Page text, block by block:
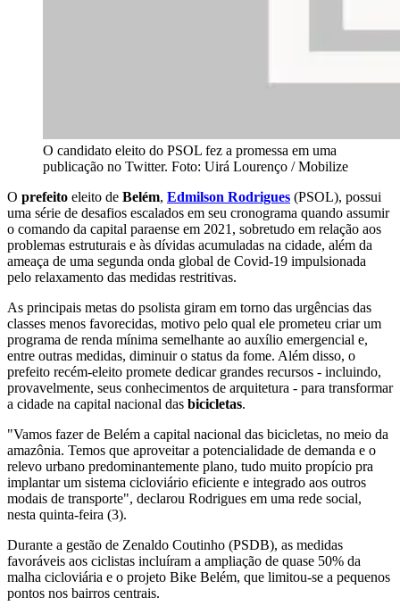
O candidato eleito do PSOL fez a promessa em uma
publicação no Twitter. Foto: Uirá Lourenço / Mobilize
O prefeito eleito de Belém, Edmilson Rodrigues (PSOL), possui
uma série de desafios escalados em seu cronograma quando assumir
o comando da capital paraense em 2021, sobretudo em relação aos
problemas estruturais e às dívidas acumuladas na cidade, além da
ameaça de uma segunda onda global de Covid-19 impulsionada
pelo relaxamento das medidas restritivas.
As principais metas do psolista giram em torno das urgências das
classes menos favorecidas, motivo pelo qual ele prometeu criar um
programa de renda mínima semelhante ao auxílio emergencial e,
entre outras medidas, diminuir o status da fome. Além disso, o
prefeito recém-eleito promete dedicar grandes recursos - incluindo,
provavelmente, seus conhecimentos de arquitetura - para transformar
a cidade na capital nacional das bicicletas.
"Vamos fazer de Belém a capital nacional das bicicletas, no meio da
amazônia. Temos que aproveitar a potencialidade de demanda e o
relevo urbano predominantemente plano, tudo muito propício pra
implantar um sistema cicloviário eficiente e integrado aos outros
modais de transporte", declarou Rodrigues em uma rede social,
nesta quinta-feira (3).
Durante a gestão de Zenaldo Coutinho (PSDB), as medidas
favoráveis aos ciclistas incluíram a ampliação de quase 50% da
malha cicloviária e o projeto Bike Belém, que limitou-se a pequenos
pontos nos bairros centrais.